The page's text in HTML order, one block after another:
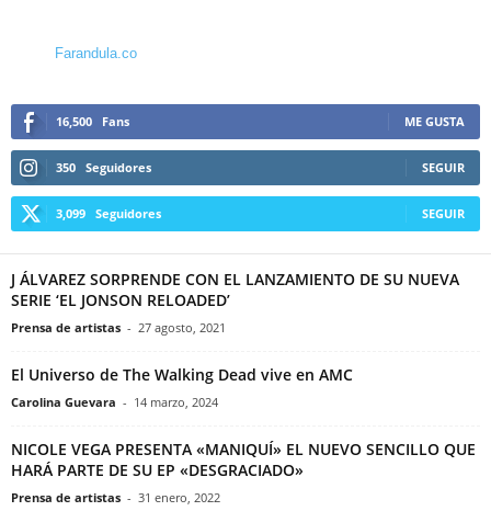
Farandula.co
16,500 Fans ME GUSTA
350 Seguidores SEGUIR
3,099 Seguidores SEGUIR
J ÁLVAREZ SORPRENDE CON EL LANZAMIENTO DE SU NUEVA
SERIE ‘EL JONSON RELOADED’
Prensa de artistas - 27 agosto, 2021
El Universo de The Walking Dead vive en AMC
Carolina Guevara - 14 marzo, 2024
NICOLE VEGA PRESENTA «MANIQUÍ» EL NUEVO SENCILLO QUE
HARÁ PARTE DE SU EP «DESGRACIADO»
Prensa de artistas - 31 enero, 2022